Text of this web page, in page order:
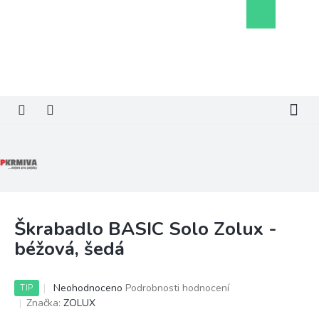
košík
Škrabadlo BASIC Solo Zolux -
béžová, šedá
TIP
Průměrné
hodnocení
Neohodnoceno Podrobnosti hodnocení
Značka: ZOLUX